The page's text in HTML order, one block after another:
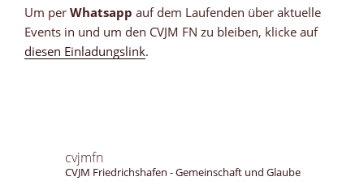
Um per Whatsapp auf dem Laufenden über aktuelle
Events in und um den CVJM FN zu bleiben, klicke auf
diesen Einladungslink.
cvjmfn
CVJM Friedrichshafen - Gemeinschaft und Glaube